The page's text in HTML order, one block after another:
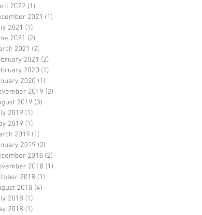
2022 (1)
2021 (1)
2021 (1)
2021 (2)
2021 (2)
2021 (2)
2020 (1)
2020 (1)
2019 (2)
2019 (3)
2019 (1)
2019 (1)
2019 (1)
2019 (2)
2018 (2)
2018 (1)
2018 (1)
2018 (4)
2018 (1)
2018 (1)